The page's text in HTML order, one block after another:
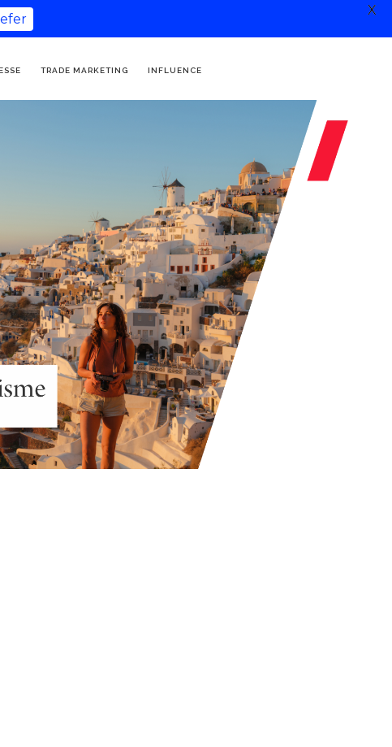
TRADE MARKETING INFLUENCE
X